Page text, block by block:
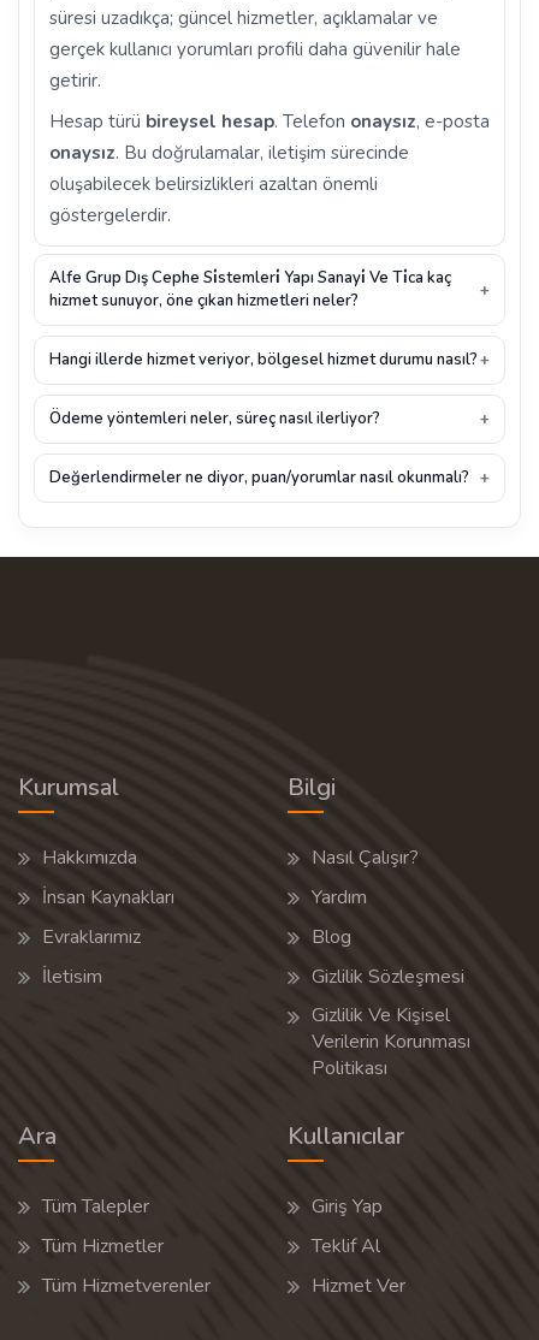
süresi uzadıkça; güncel hizmetler, açıklamalar ve
gerçek kullanıcı yorumları profili daha güvenilir hale
getirir.
Hesap türü bireysel hesap. Telefon onaysız, e-posta
onaysız. Bu doğrulamalar, iletişim sürecinde
oluşabilecek belirsizlikleri azaltan önemli
göstergelerdir.
Alfe Grup Dış Cephe Si̇stemleri̇ Yapı Sanayi̇ Ve Ti̇ca kaç
hizmet sunuyor, öne çıkan hizmetleri neler?
Hangi illerde hizmet veriyor, bölgesel hizmet durumu nasıl?
Ödeme yöntemleri neler, süreç nasıl ilerliyor?
Değerlendirmeler ne diyor, puan/yorumlar nasıl okunmalı?
Kurumsal
Hakkımızda
İnsan Kaynakları
Evraklarımız
İletisim
Bilgi
Nasıl Çalışır?
Yardım
Blog
Gizlilik Sözleşmesi
Gizlilik Ve Kişisel
Verilerin Korunması
Politikası
Ara
Tüm Talepler
Tüm Hizmetler
Tüm Hizmetverenler
Kullanıcılar
Giriş Yap
Teklif Al
Hizmet Ver